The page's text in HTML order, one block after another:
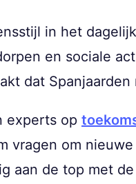
in het
en sociale
dat
experts op
vragen om
aan de top met